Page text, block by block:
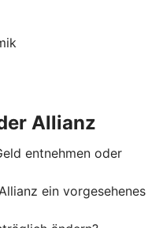
Allianz
entnehmen oder
ein vorgesehenes